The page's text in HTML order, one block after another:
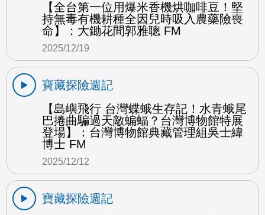
【全台第一位用爆米香機烘咖啡豆！堅
持無毒有機耕種全因兒時吸入農藥險喪
命】：大鋤花間郭雅聰 FM
2025/12/19
寶藏探險週記
【島嶼飛行 台灣蝶蛾生存記！水青蛾尾
巴捲曲騙過天敵蝙蝠？台灣博物館特展
登場】：台灣博物館典藏管理組吳士緯
博士 FM
2025/12/12
寶藏探險週記